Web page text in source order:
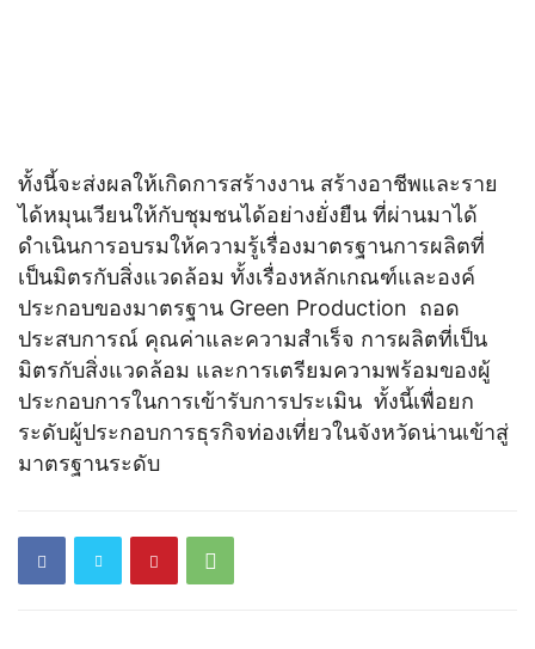
ทั้งนี้จะส่งผลให้เกิดการสร้างงาน สร้างอาชีพและราย
ได้หมุนเวียนให้กับชุมชนได้อย่างยั่งยืน ที่ผ่านมาได้
ดำเนินการอบรมให้ความรู้เรื่องมาตรฐานการผลิตที่
เป็นมิตรกับสิ่งแวดล้อม ทั้งเรื่องหลักเกณฑ์และองค์
ประกอบของมาตรฐาน Green Production ถอด
ประสบการณ์ คุณค่าและความสำเร็จ การผลิตที่เป็น
มิตรกับสิ่งแวดล้อม และการเตรียมความพร้อมของผู้
ประกอบการในการเข้ารับการประเมิน ทั้งนี้เพื่อยก
ระดับผู้ประกอบการธุรกิจท่องเที่ยวในจังหวัดน่านเข้าสู่
มาตรฐานระดับ